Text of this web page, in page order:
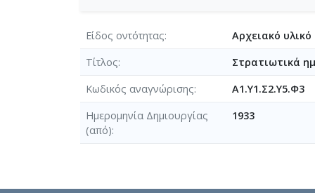
Είδος οντότητας
Αρχειακό υλικό
Τίτλος
Στρατιωτικά
Κωδικός αναγνώρισης
Α1.Υ1.Σ2.Υ5.Φ3
Ημερομηνία Δημιουργίας
(από)
1933